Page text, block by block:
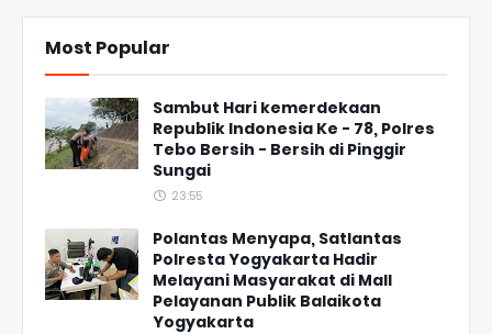
Most Popular
Sambut Hari kemerdekaan
Republik Indonesia Ke - 78, Polres
Tebo Bersih - Bersih di Pinggir
Sungai
23:55
Polantas Menyapa, Satlantas
Polresta Yogyakarta Hadir
Melayani Masyarakat di Mall
Pelayanan Publik Balaikota
Yogyakarta